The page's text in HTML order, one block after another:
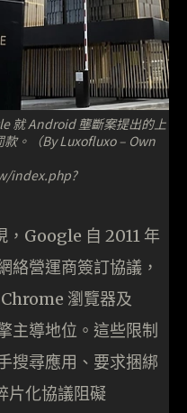
就 Android 壟斷案提出的上
。（By Luxofluxo – Own
index.php?
，Google 自 2011 年
絡營運商簽訂協議，
瀏覽器及
主導地位。這些限制
搜尋應用、要求捆綁
片化協議阻礙